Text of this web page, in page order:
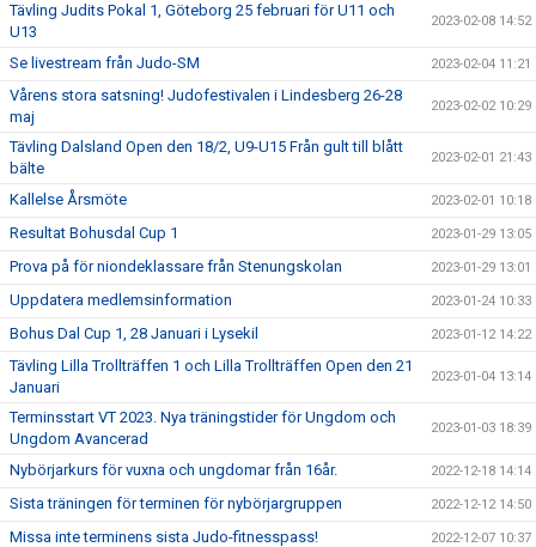
Tävling Judits Pokal 1, Göteborg 25 februari för U11 och
U13
2023-02-08 14:52
Se livestream från Judo-SM 2023-02-04 11:21
Vårens stora satsning! Judofestivalen i Lindesberg 26-28
maj
2023-02-02 10:29
Tävling Dalsland Open den 18/2, U9-U15 Från gult till blått
bälte
2023-02-01 21:43
Kallelse Årsmöte 2023-02-01 10:18
Resultat Bohusdal Cup 1 2023-01-29 13:05
Prova på för niondeklassare från Stenungskolan 2023-01-29 13:01
Uppdatera medlemsinformation 2023-01-24 10:33
Bohus Dal Cup 1, 28 Januari i Lysekil 2023-01-12 14:22
Tävling Lilla Trollträffen 1 och Lilla Trollträffen Open den 21
Januari
2023-01-04 13:14
Terminsstart VT 2023. Nya träningstider för Ungdom och
Ungdom Avancerad
2023-01-03 18:39
Nybörjarkurs för vuxna och ungdomar från 16år. 2022-12-18 14:14
Sista träningen för terminen för nybörjargruppen 2022-12-12 14:50
Missa inte terminens sista Judo-fitnesspass! 2022-12-07 10:37